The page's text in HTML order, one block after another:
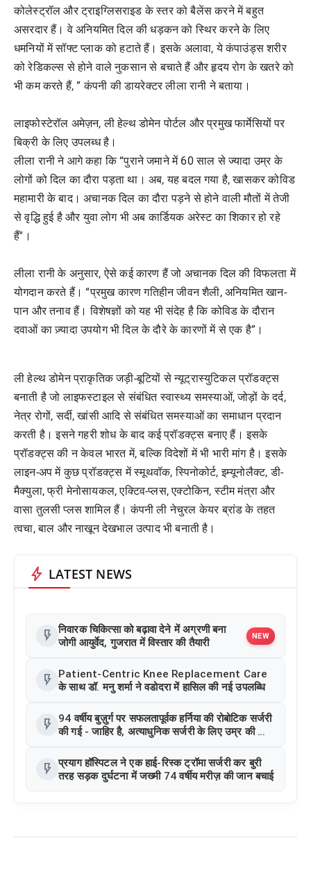
कोलेस्ट्रॉल और ट्राइग्लिसराइड के स्तर को बैलेंस करने में बहुत
असरदार हैं। वे अनियमित दिल की धड़कन को स्थिर करने के लिए
धमनियों में सॉफ्ट प्लाक को हटाते हैं। इसके अलावा, ये कंपाउंड्स शरीर
को रेडिकल्स से होने वाले नुकसान से बचाते हैं और हृदय रोग के खतरे को
भी कम करते हैं, ” कंपनी की डायरेक्टर लीला रानी ने बताया।
लाइफोस्टेरॉल अमेज़न, ली हेल्थ डोमेन पोर्टल और प्रमुख फार्मेसियों पर
बिक्री के लिए उपलब्ध है।
लीला रानी ने आगे कहा कि “पुराने जमाने में 60 साल से ज्यादा उम्र के
लोगों को दिल का दौरा पड़ता था। अब, यह बदल गया है, खासकर कोविड
महामारी के बाद। अचानक दिल का दौरा पड़ने से होने वाली मौतों में तेजी
से वृद्धि हुई है और युवा लोग भी अब कार्डियक अरेस्ट का शिकार हो रहे
हैं''।
लीला रानी के अनुसार, ऐसे कई कारण हैं जो अचानक दिल की विफलता में
योगदान करते हैं। “प्रमुख कारण गतिहीन जीवन शैली, अनियमित खान-
पान और तनाव हैं। विशेषज्ञों को यह भी संदेह है कि कोविड के दौरान
दवाओं का ज़्यादा उपयोग भी दिल के दौरे के कारणों में से एक है”।
ली हेल्थ डोमेन प्राकृतिक जड़ी-बूटियों से न्यूट्रास्युटिकल प्रॉडक्ट्स
बनाती है जो लाइफस्टाइल से संबंधित स्वास्थ्य समस्याओं, जोड़ों के दर्द,
नेत्र रोगों, सर्दी, खांसी आदि से संबंधित समस्याओं का समाधान प्रदान
करती है। इसने गहरी शोध के बाद कई प्रॉडक्ट्स बनाए हैं। इसके
प्रॉडक्ट्स की न केवल भारत में, बल्कि विदेशों में भी भारी मांग है। इसके
लाइन-अप में कुछ प्रॉडक्ट्स में स्मूथवॉक, स्पिनोकोर्ट, इम्यूनोलैक्ट, डी-
मैक्युला, फ्री मेनोसायकल, एक्टिव-प्लस, एक्टोकिन, स्टीम मंत्रा और
वासा तुलसी प्लस शामिल हैं। कंपनी ली नेचुरल केयर ब्रांड के तहत
त्वचा, बाल और नाखून देखभाल उत्पाद भी बनाती है।
bolt LATEST NEWS
flash_on निवारक चिकित्सा को बढ़ावा देने में अग्रणी बना
जोगी आयुर्वेद, गुजरात में विस्तार की तैयारी
NEW
flash_on Patient-Centric Knee Replacement Care
के साथ डॉ. मनु शर्मा ने वडोदरा में हासिल की नई उपलब्धि
flash_on 94 वर्षीय बुज़ुर्ग पर सफलतापूर्वक हर्निया की रोबोटिक सर्जरी
की गई - जाहिर है, अत्याधुनिक सर्जरी के लिए उम्र की कोई
flash_on प्रयाग हॉस्पिटल ने एक हाई-रिस्क ट्रॉमा सर्जरी कर बुरी
तरह सड़क दुर्घटना में जख्मी 74 वर्षीय मरीज़ की जान बचाई